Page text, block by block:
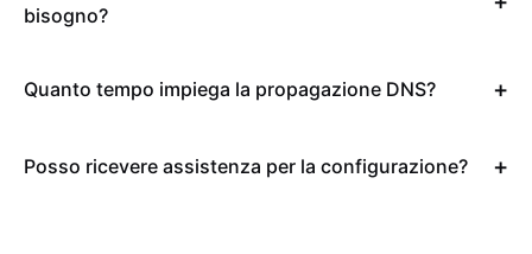
bisogno?
Quanto tempo impiega la propagazione DNS?
Posso ricevere assistenza per la configurazione?